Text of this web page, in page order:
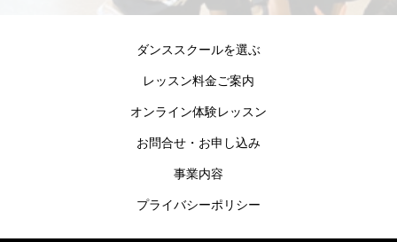
ダンススクールを選ぶ
レッスン料金ご案内
オンライン体験レッスン
お問合せ・お申し込み
事業内容
プライバシーポリシー